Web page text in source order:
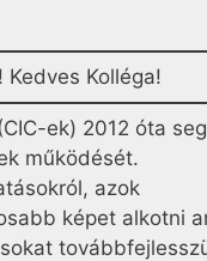
Kolléga!
ek) 2012 óta
működését.
azok
képet alkotni